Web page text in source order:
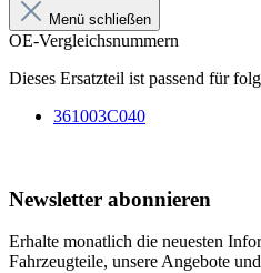
Menü schließen
OE-Vergleichsnummern
Dieses Ersatzteil ist passend für
361003C040
Newsletter abonnieren
Erhalte monatlich die neuesten
Fahrzeugteile, unsere Angebote